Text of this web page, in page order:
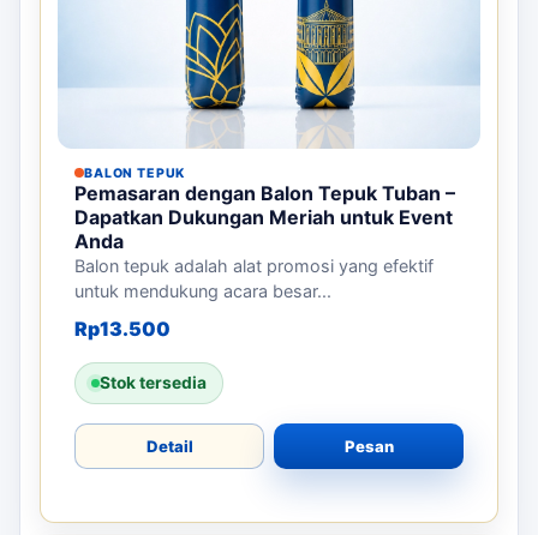
BALON TEPUK
Pemasaran dengan Balon Tepuk Tuban –
Dapatkan Dukungan Meriah untuk Event
Anda
Balon tepuk adalah alat promosi yang efektif
untuk mendukung acara besar...
Rp13.500
Stok tersedia
Detail Pesan